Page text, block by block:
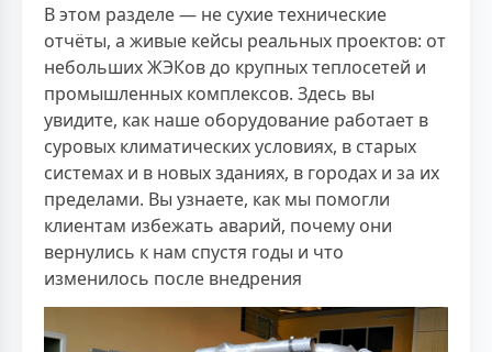
В этом разделе — не сухие технические
отчёты, а живые кейсы реальных проектов: от
небольших ЖЭКов до крупных теплосетей и
промышленных комплексов. Здесь вы
увидите, как наше оборудование работает в
суровых климатических условиях, в старых
системах и в новых зданиях, в городах и за их
пределами. Вы узнаете, как мы помогли
клиентам избежать аварий, почему они
вернулись к нам спустя годы и что
изменилось после внедрения